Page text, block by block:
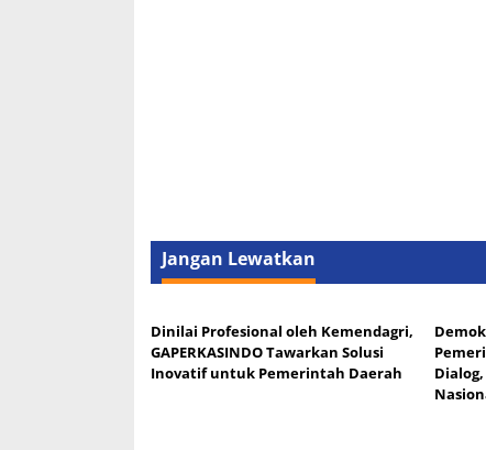
Jangan Lewatkan
Dinilai Profesional oleh Kemendagri,
GAPERKASINDO Tawarkan Solusi
Inovatif untuk Pemerintah Daerah